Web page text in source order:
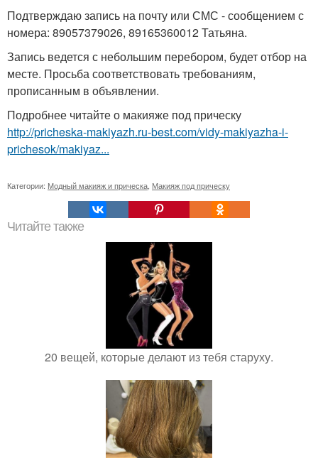
Подтверждаю запись на почту или СМС - сообщением с
номера: 89057379026, 89165360012 Татьяна.
Запись ведется с небольшим перебором, будет отбор на
месте. Просьба соответствовать требованиям,
прописанным в объявлении.
Подробнее читайте о макияже под прическу
http://pricheska-makiyazh.ru-best.com/vidy-makiyazha-i-
prichesok/makiyaz...
Категории: Модный макияж и прическа Макияж под прическу
Читайте также
20 вещей, которые делают из тебя старуху.